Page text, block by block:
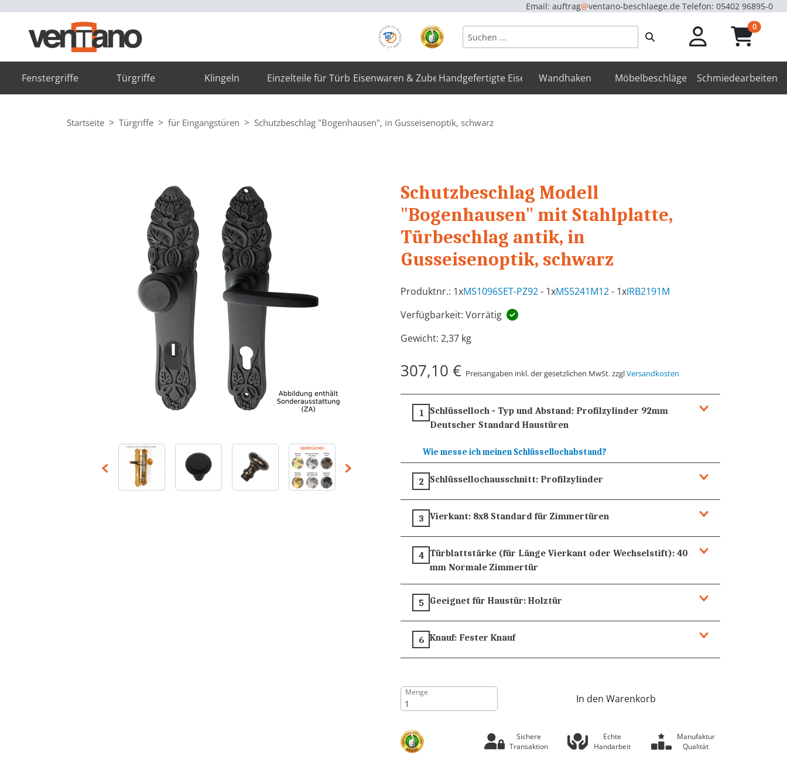
Email: auftrag@ventano-beschlaege.de Telefon: 05402 96895-0
0unread
Fenstergriffe Türgriffe Klingeln Einzelteile für TürbeschlägeEisenwaren & ZubehörHandgefertigte Eisenbeschläge
Wandhaken Möbelbeschläge Schmiedearbeiten
Startseite Türgriffe für Eingangstüren Schutzbeschlag "Bogenhausen", in Gusseisenoptik, schwarz
Schutzbeschlag Modell
"Bogenhausen" mit Stahlplatte,
Türbeschlag antik, in
Gusseisenoptik, schwarz
Produktnr.: 1xMS1096SET-PZ92- 1xMS5241M12- 1xIRB2191M
Verfügbarkeit: Vorrätig
Gewicht: 2,37 kg
307,10 € Preisangaben inkl. der gesetzlichen MwSt. zzglVersandkosten
1 Schlüsselloch - Typ und Abstand: Profilzylinder 92mm
Deutscher Standard Haustüren
Wie messe ich meinen Schlüssellochabstand?
2 Schlüssellochausschnitt: Profilzylinder
3 Vierkant: 8x8 Standard für Zimmertüren
4 Türblattstärke (für Länge Vierkant oder Wechselstift): 40
mm Normale Zimmertür
5 Geeignet für Haustür: Holztür
6 Knauf: Fester Knauf
Menge
In den Warenkorb
Sichere
Transaktion
Echte
Handarbeit
Manufaktur
Qualität